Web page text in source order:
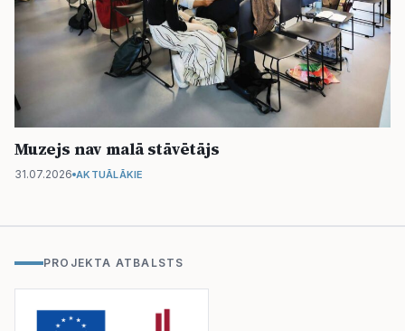
Muzejs nav malā stāvētājs
31.07.2026 AKTUĀLĀKIE
PROJEKTA ATBALSTS